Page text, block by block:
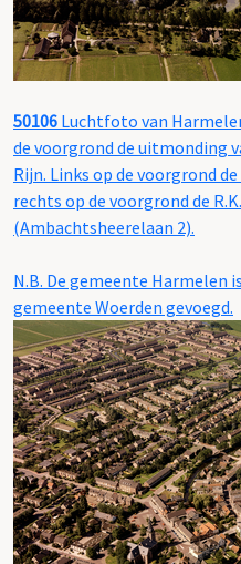
50106 Luchtfoto van
de voorgrond de uitmonding
Rijn. Links op de voorgrond
rechts op de voorgrond de
(Ambachtsheerelaan 2).
N.B. De gemeente Harmelen
gemeente Woerden gevoegd.